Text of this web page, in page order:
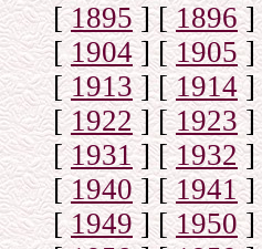
[1895] [1896]
[ 1904] [1905]
[1913] [1914]
[1922] [1923]
[1931] [1932]
[1940] [1941]
[1949] [1950]